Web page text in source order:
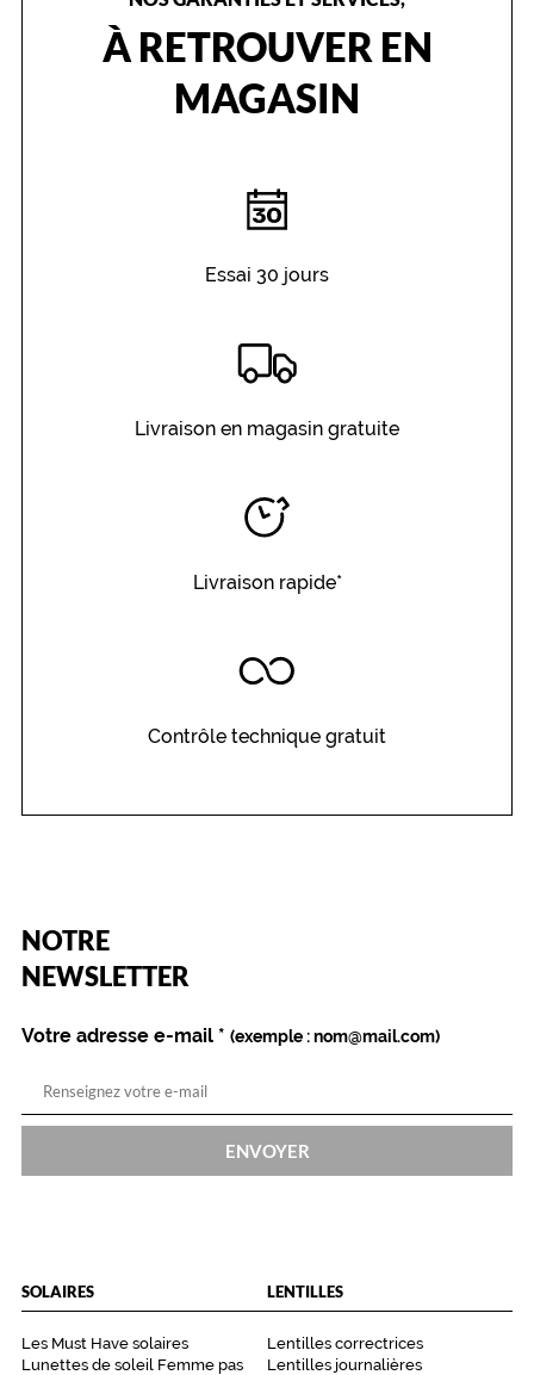
À RETROUVER EN
MAGASIN
Essai 30 jours
Livraison en magasin gratuite
Livraison rapide*
Contrôle technique gratuit
NOTRE
NEWSLETTER
Name
Votre adresse e-mail *
(Ce
champ
est
obligatoire)
(exemple : nom@mail.com)
ENVOYER
SOLAIRES
Les Must Have solaires
Lunettes de soleil Femme pas
LENTILLES
Lentilles correctrices
Lentilles journalières